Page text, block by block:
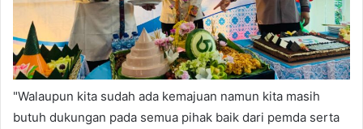
"Walaupun kita sudah ada kemajuan namun kita masih
butuh dukungan pada semua pihak baik dari pemda serta